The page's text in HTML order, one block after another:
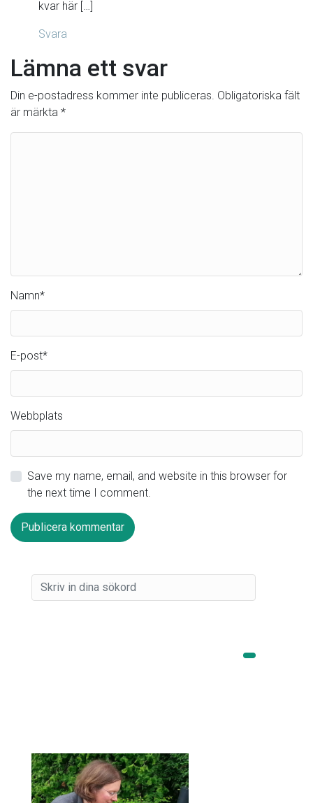
kvar här […]
Svara
Lämna ett svar
Din e-postadress kommer inte publiceras. Obligatoriska fält
är märkta *
Namn*
E-post*
Webbplats
Save my name, email, and website in this browser for
the next time I comment.